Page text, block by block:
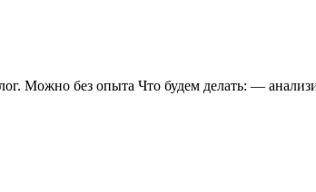
Можно без опыта Что будем делать: —